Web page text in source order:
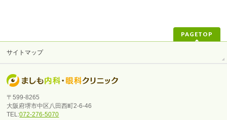
PAGETOP
サイトマップ
〒599-8265
大阪府堺市中区八田西町2-6-46
TEL:072-276-5070